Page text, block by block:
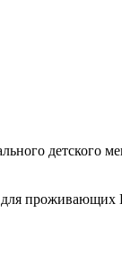
проживающих